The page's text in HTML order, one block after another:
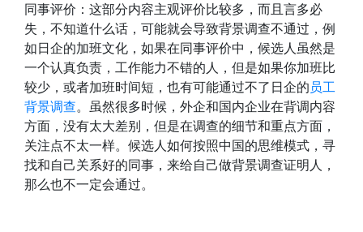
同事评价：这部分内容主观评价比较多，而且言多必
失，不知道什么话，可能就会导致背景调查不通过，例
如日企的加班文化，如果在同事评价中，候选人虽然是
一个认真负责，工作能力不错的人，但是如果你加班比
较少，或者加班时间短，也有可能通过不了日企的 员工
背景调查。虽然很多时候，外企和国内企业在背调内容
方面，没有太大差别，但是在调查的细节和重点方面，
关注点不太一样。候选人如何按照中国的思维模式，寻
找和自己关系好的同事，来给自己做背景调查证明人，
那么也不一定会通过。